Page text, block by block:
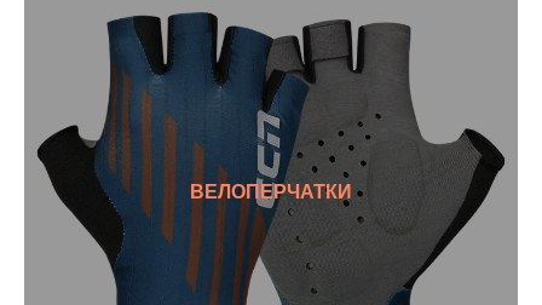
ВЕЛОПЕРЧАТКИ